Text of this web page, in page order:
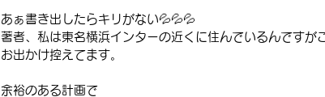
あぁ書き出したらキリがない💦💦💦
著者、私は東名横浜インターの近くに住んでいるんです
お出かけ控えてます。
余裕のある計画で